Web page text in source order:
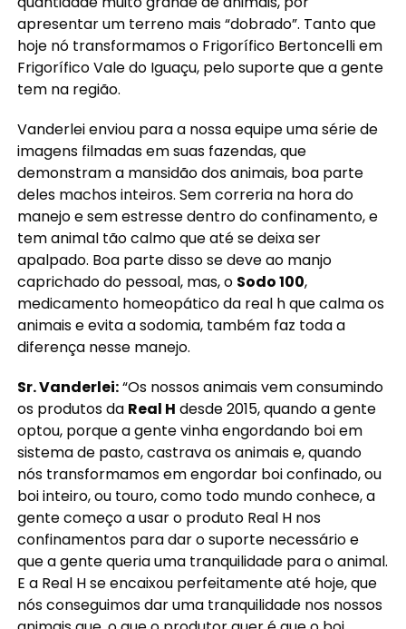
apresentar um terreno mais “dobrado”. Tanto que
hoje nó transformamos o Frigorífico Bertoncelli em
Frigorífico Vale do Iguaçu, pelo suporte que a gente
tem na região.
Vanderlei enviou para a nossa equipe uma série de
imagens filmadas em suas fazendas, que
demonstram a mansidão dos animais, boa parte
deles machos inteiros. Sem correria na hora do
manejo e sem estresse dentro do confinamento, e
tem animal tão calmo que até se deixa ser
apalpado. Boa parte disso se deve ao manjo
caprichado do pessoal, mas, o Sodo 100,
medicamento homeopático da real h que calma os
animais e evita a sodomia, também faz toda a
diferença nesse manejo.
Sr. Vanderlei:“Os nossos animais vem consumindo
os produtos da Real H desde 2015, quando a gente
optou, porque a gente vinha engordando boi em
sistema de pasto, castrava os animais e, quando
nós transformamos em engordar boi confinado, ou
boi inteiro, ou touro, como todo mundo conhece, a
gente começo a usar o produto Real H nos
confinamentos para dar o suporte necessário e
que a gente queria uma tranquilidade para o animal.
E a Real H se encaixou perfeitamente até hoje, que
nós conseguimos dar uma tranquilidade nos nossos